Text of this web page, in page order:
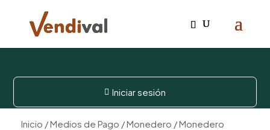
 Iniciar sesión
Inicio /Medios de Pago /Monedero / Monedero